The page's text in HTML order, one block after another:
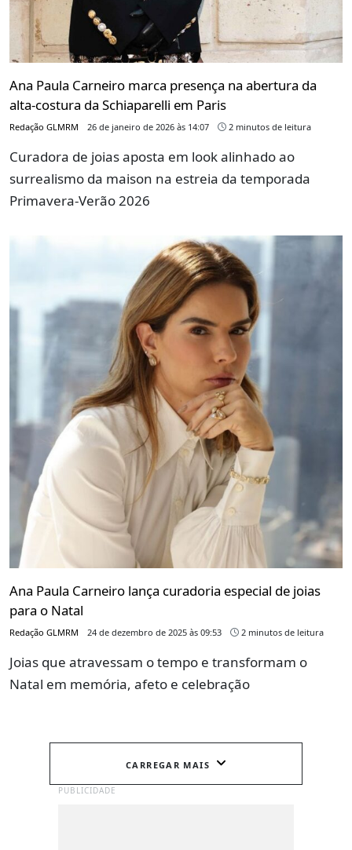
Ana Paula Carneiro marca presença na abertura da
alta-costura da Schiaparelli em Paris
Redação GLMRM 26 de janeiro de 2026 às 14:07 2 minutos de leitura
Curadora de joias aposta em look alinhado ao
surrealismo da maison na estreia da temporada
Primavera-Verão 2026
Ana Paula Carneiro lança curadoria especial de joias
para o Natal
Redação GLMRM 24 de dezembro de 2025 às 09:53 2 minutos de leitura
Joias que atravessam o tempo e transformam o
Natal em memória, afeto e celebração
CARREGAR MAIS
PUBLICIDADE